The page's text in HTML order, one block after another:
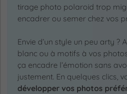
tirage photo polaroid trop
encadrer ou semer chez vos
Envie d’un style un peu arty ?
blanc ou à motifs à vos
ça encadre l’émotion sans
justement. En quelques clics,
développer vos photos